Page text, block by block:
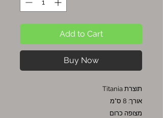
Add to Cart
Buy Now
תוצרת Titania
אורך: 8 ס"מ
מצופה כרום